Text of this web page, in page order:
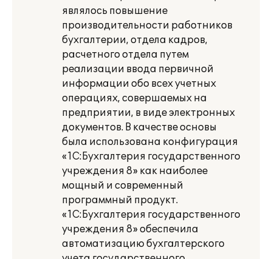
являлось повышение
производительности работников
бухгалтерии, отдела кадров,
расчетного отдела путем
реализации ввода первичной
информации обо всех учетных
операциях, совершаемых на
предприятии, в виде электронных
документов. В качестве основы
была использована конфигурация
«1С:Бухгалтерия государственного
учреждения 8» как наиболее
мощный и современный
программный продукт.
«1С:Бухгалтерия государственного
учреждения 8» обеспечила
автоматизацию бухгалтерского